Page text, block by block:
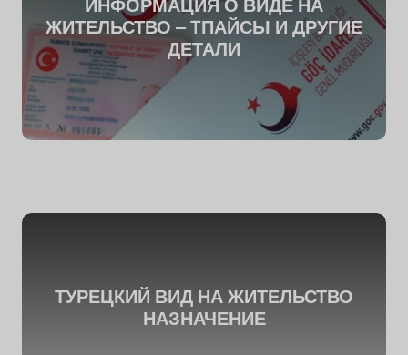
ИНФОРМАЦИЯ О ВИДЕ НА
ЖИТЕЛЬСТВО – TПАЙСЫ И ДРУГИЕ
ДЕТАЛИ
ТУРЕЦКИЙ ВИД НА ЖИТЕЛЬСТВО
НАЗНАЧЕНИЕ